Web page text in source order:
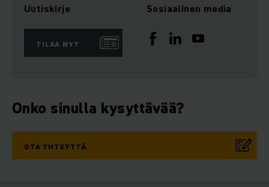
Uutiskirje
TILAA NYT
Sosiaalinen media
Onko sinulla kysyttävää?
OTA YHTEYTTÄ